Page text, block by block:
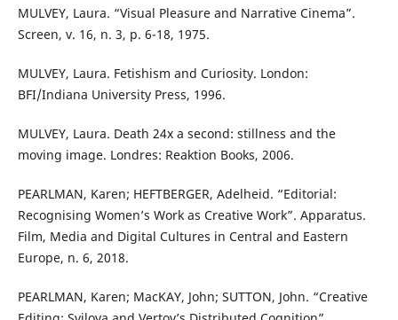
MULVEY, Laura. “Visual Pleasure and Narrative Cinema”.
Screen, v. 16, n. 3, p. 6-18, 1975.
MULVEY, Laura. Fetishism and Curiosity. London:
BFI/Indiana University Press, 1996.
MULVEY, Laura. Death 24x a second: stillness and the
moving image. Londres: Reaktion Books, 2006.
PEARLMAN, Karen; HEFTBERGER, Adelheid. “Editorial:
Recognising Women’s Work as Creative Work”. Apparatus.
Film, Media and Digital Cultures in Central and Eastern
Europe, n. 6, 2018.
PEARLMAN, Karen; MacKAY, John; SUTTON, John. “Creative